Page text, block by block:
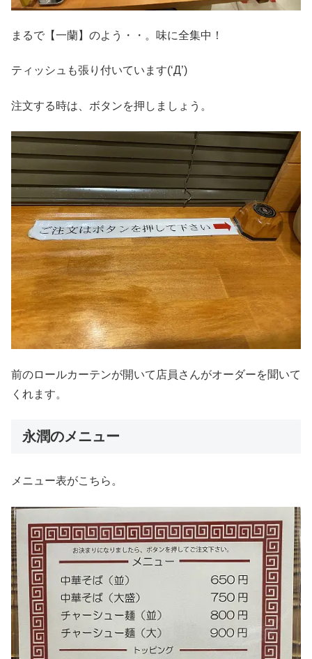
まるで【一蘭】のよう・・。味に全集中！
ティッシュも張り付いています(‘Д’)
注文する時は、ボタンを押しましょう。
前のロールカーテンが開いて店員さんがオーダーを聞いて
くれます。
永潤のメニュー
メニュー表がこちら。